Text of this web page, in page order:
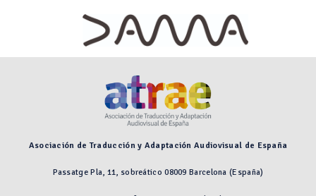
Asociación de Traducción y Adaptación Audiovisual de España
Passatge Pla, 11, sobreático 08009 Barcelona (España)